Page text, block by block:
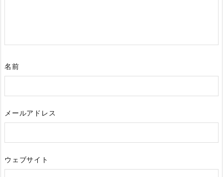
名前
メールアドレス
ウェブサイト